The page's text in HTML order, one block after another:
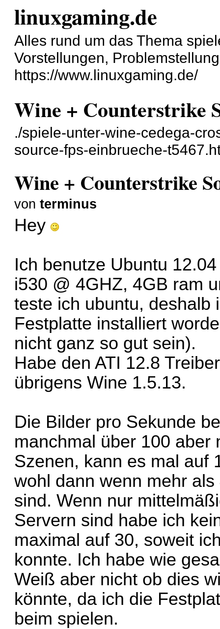
linuxgaming.de
Alles rund um das Thema
Vorstellungen,
https://www.linuxgaming.de/
Wine + Counterstrike
./spiele-unter-wine-cedega-
source-fps-einbrueche-
Wine + Counterstrike
vonterminus
Hey
Ich benutze Ubuntu
i530 @ 4GHZ, 4GB ram
teste ich ubuntu, deshalb
Festplatte installiert
nicht ganz so gut sein).
Habe den ATI 12.8
übrigens Wine 1.5.13.
Die Bilder pro Sekunde
manchmal über 100 aber
Szenen, kann es mal auf
wohl dann wenn mehr
sind. Wenn nur
Servern sind habe ich
maximal auf 30, soweit
konnte. Ich habe wie
Weiß aber nicht ob dies
könnte, da ich die
beim spielen.